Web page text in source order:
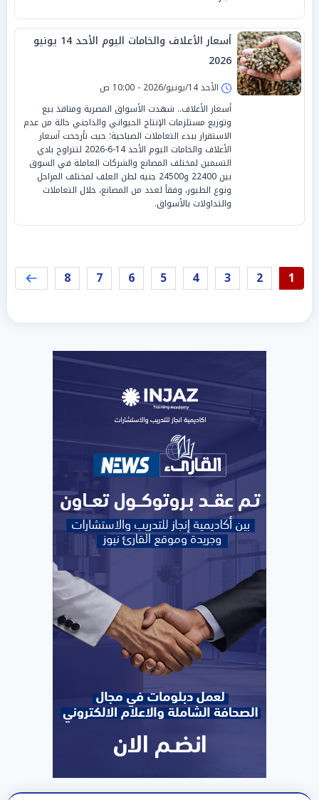
أسعار الأعلاف والخامات اليوم الأحد 14 يونيو
2026
الأحد 14/يونيو/2026 - 10:00 ص
أسعار الأعلاف.. شهدت الأسواق المصرية ومنافذ بيع
وتوزيع مستلزمات الإنتاج الحيواني والداجني حالة من عدم
الاستقرار ببدء التعاملات الصباحية؛ حيث تأرجحت أسعار
الأعلاف والخامات اليوم الأحد 14-6-2026 لتتراوح بادي
التسمين لمختلف المصانع والشركات العاملة في السوق
بين 22400 و24500 جنيه لطن العلف لمختلف المراحل
ونوع الطيور، وفقاً لعدد من المصانع، خلال التعاملات
والتداولات بالأسواق.
1
2
3
4
5
6
7
8